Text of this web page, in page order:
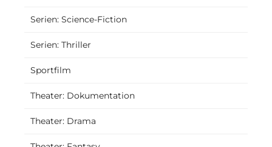
Serien: Science-Fiction
Serien: Thriller
Sportfilm
Theater: Dokumentation
Theater: Drama